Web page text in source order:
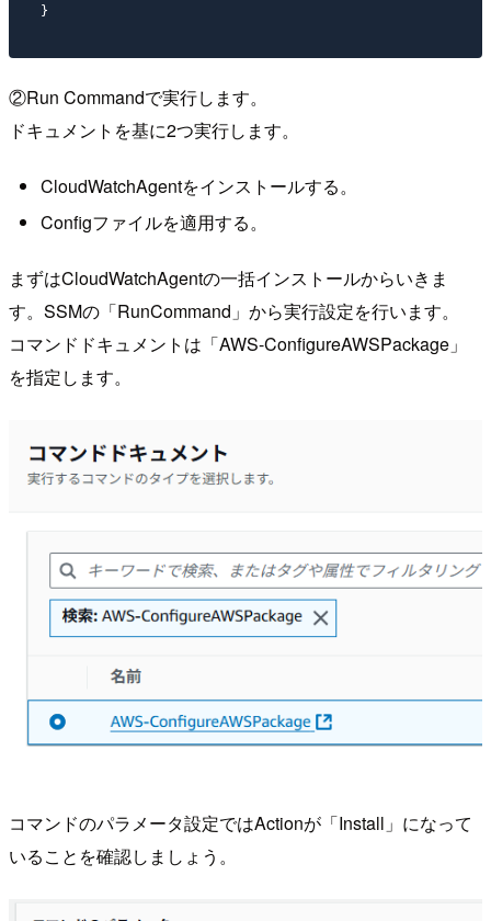
②Run Commandで実行します。
ドキュメントを基に2つ実行します。
CloudWatchAgentをインストールする。
Configファイルを適用する。
まずはCloudWatchAgentの一括インストールからいきま
す。SSMの「RunCommand」から実行設定を行います。
コマンドドキュメントは「AWS-ConfigureAWSPackage」
を指定します。
コマンドのパラメータ設定ではActionが「Install」になって
いることを確認しましょう。